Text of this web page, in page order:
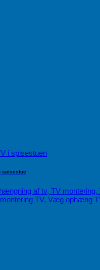
spisestue
af tv, TV
TV, Væg ophæng